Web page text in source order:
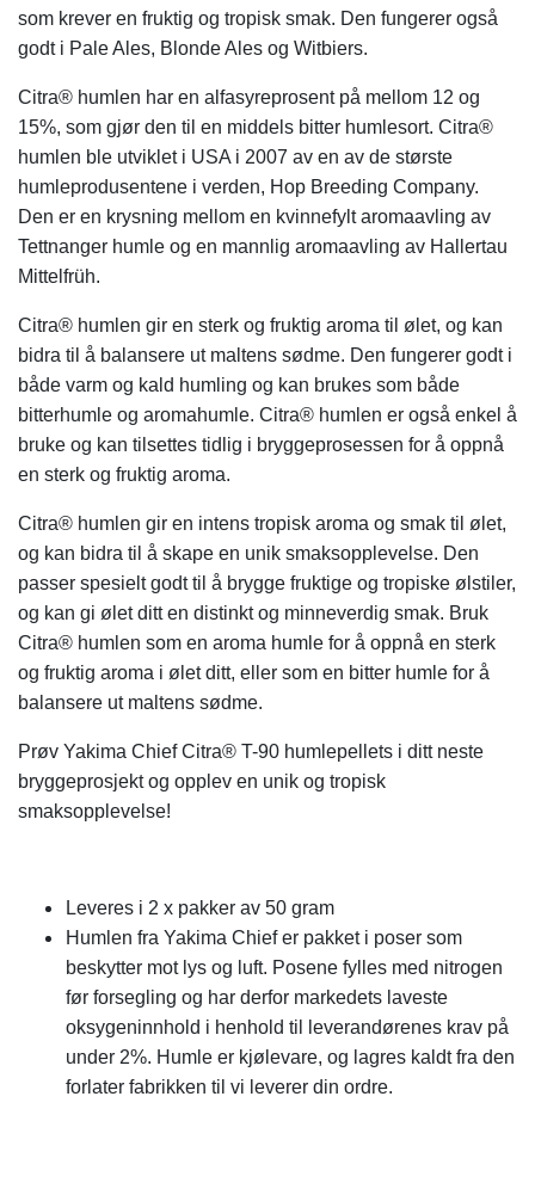
som krever en fruktig og tropisk smak. Den fungerer også
godt i Pale Ales, Blonde Ales og Witbiers.
Citra® humlen har en alfasyreprosent på mellom 12 og
15%, som gjør den til en middels bitter humlesort. Citra®
humlen ble utviklet i USA i 2007 av en av de største
humleprodusentene i verden, Hop Breeding Company.
Den er en krysning mellom en kvinnefylt aromaavling av
Tettnanger humle og en mannlig aromaavling av Hallertau
Mittelfrüh.
Citra® humlen gir en sterk og fruktig aroma til ølet, og kan
bidra til å balansere ut maltens sødme. Den fungerer godt i
både varm og kald humling og kan brukes som både
bitterhumle og aromahumle. Citra® humlen er også enkel å
bruke og kan tilsettes tidlig i bryggeprosessen for å oppnå
en sterk og fruktig aroma.
Citra® humlen gir en intens tropisk aroma og smak til ølet,
og kan bidra til å skape en unik smaksopplevelse. Den
passer spesielt godt til å brygge fruktige og tropiske ølstiler,
og kan gi ølet ditt en distinkt og minneverdig smak. Bruk
Citra® humlen som en aroma humle for å oppnå en sterk
og fruktig aroma i ølet ditt, eller som en bitter humle for å
balansere ut maltens sødme.
Prøv Yakima Chief Citra® T-90 humlepellets i ditt neste
bryggeprosjekt og opplev en unik og tropisk
smaksopplevelse!
Leveres i 2 x pakker av 50 gram
Humlen fra Yakima Chief er pakket i poser som
beskytter mot lys og luft. Posene fylles med nitrogen
før forsegling og har derfor markedets laveste
oksygeninnhold i henhold til leverandørenes krav på
under 2%. Humle er kjølevare, og lagres kaldt fra den
forlater fabrikken til vi leverer din ordre.